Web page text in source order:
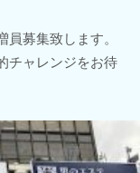
募集致します。
チャレンジをお待